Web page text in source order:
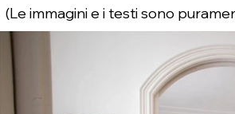
(Le immagini e i testi sono